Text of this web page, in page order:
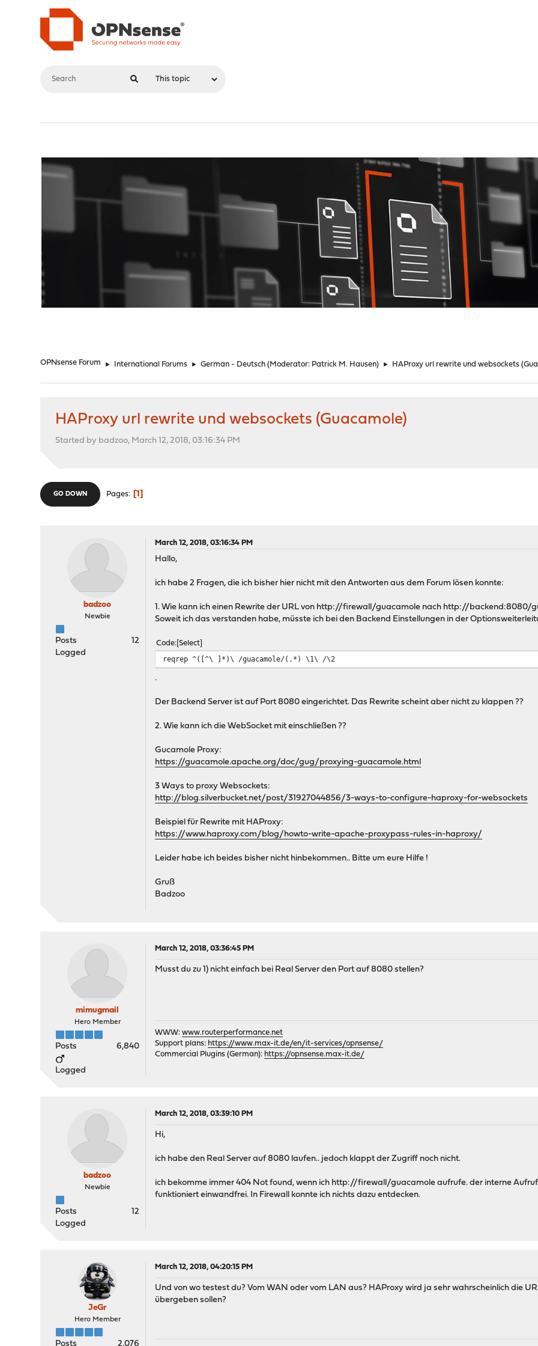
OPNsense Forum ► International Forums ► German - Deutsch (Moderator: Patrick M. Hausen) ► HAProxy url rewrite und websockets
HAProxy url rewrite und websockets (Guacamole)
Started by badzoo, March 12, 2018, 03:16:34 PM
GO DOWN Pages 1
badzoo
Newbie
Posts
12
Logged
March 12, 2018, 03:16:34 PM
Hallo,
ich habe 2 Fragen, die ich bisher hier nicht mit den Antworten aus dem Forum lösen konnte:
1. Wie kann ich einen Rewrite der URL von http://firewall/guacamole nach http://backend:8080/
Soweit ich das verstanden habe, müsste ich bei den Backend Einstellungen in der
Code Select
reqrep ^([^\ ]*)\ /guacamole/(.*) \1\ /\2
.
Der Backend Server ist auf Port 8080 eingerichtet. Das Rewrite scheint aber nicht zu klappen ??
2. Wie kann ich die WebSocket mit einschließen ??
Gucamole Proxy:
https://guacamole.apache.org/doc/gug/proxying-guacamole.html
3 Ways to proxy Websockets:
http://blog.silverbucket.net/post/31927044856/3-ways-to-configure-haproxy-for-websockets
Beispiel für Rewrite mit HAProxy:
https://www.haproxy.com/blog/howto-write-apache-proxypass-rules-in-haproxy/
Leider habe ich beides bisher nicht hinbekommen.. Bitte um eure Hilfe !
Gruß
Badzoo
mimugmail
Hero Member
Posts 6,840
Logged
March 12, 2018, 03:36:45 PM
Musst du zu 1) nicht einfach bei Real Server den Port auf 8080 stellen?
WWW:www.routerperformance.net
Support plans: https://www.max-it.de/en/it-services/opnsense/
Commercial Plugins (German): https://opnsense.max-it.de/
badzoo
Newbie
Posts
12
Logged
March 12, 2018, 03:39:10 PM
Hi,
ich habe den Real Server auf 8080 laufen.. jedoch klappt der Zugriff noch nicht.
ich bekomme immer 404 Not found, wenn ich http://firewall/guacamole aufrufe. der interne
funktioniert einwandfrei. In Firewall konnte ich nichts dazu entdecken.
JeGr
Hero Member
Posts 2,076
March 12, 2018, 04:20:15 PM
Und von wo testest du? Vom WAN oder vom LAN aus? HAProxy wird ja sehr wahrscheinlich die
übergeben sollen?